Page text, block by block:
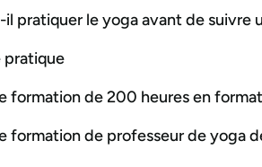
pratiquer le yoga avant de suivre
pratique
formation de 200 heures en
formation de professeur de yoga